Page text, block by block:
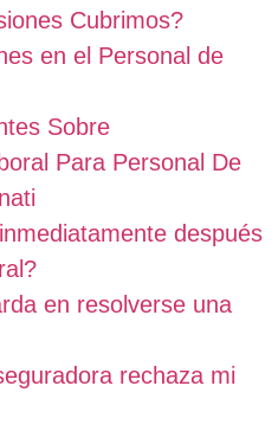
Cubrimos?
en el Personal de
Sobre
Para Personal De
después
en resolverse una
rechaza mi